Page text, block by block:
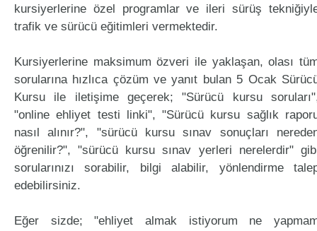
kursiyerlerine özel programlar ve ileri sürüş
trafik ve sürücü eğitimleri vermektedir.
Kursiyerlerine maksimum özveri ile yaklaşan, olası
sorularına hızlıca çözüm ve yanıt bulan 5 Ocak
Kursu ile iletişime geçerek; "Sürücü kursu
"online ehliyet testi linki", "Sürücü kursu sağlık
nasıl alınır?", "sürücü kursu sınav sonuçları
öğrenilir?", "sürücü kursu sınav yerleri nerelerdir"
sorularınızı sorabilir, bilgi alabilir, yönlendirme
edebilirsiniz.
Eğer sizde; "ehliyet almak istiyorum ne